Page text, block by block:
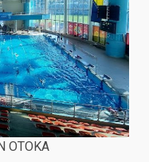
OTOKA